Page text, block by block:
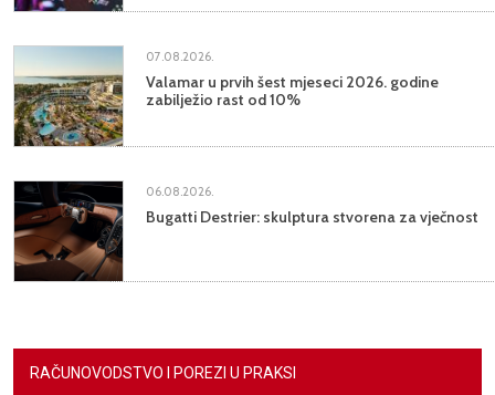
07.08.2026.
Valamar u prvih šest mjeseci 2026. godine
zabilježio rast od 10%
06.08.2026.
Bugatti Destrier: skulptura stvorena za vječnost
RAČUNOVODSTVO I POREZI U PRAKSI